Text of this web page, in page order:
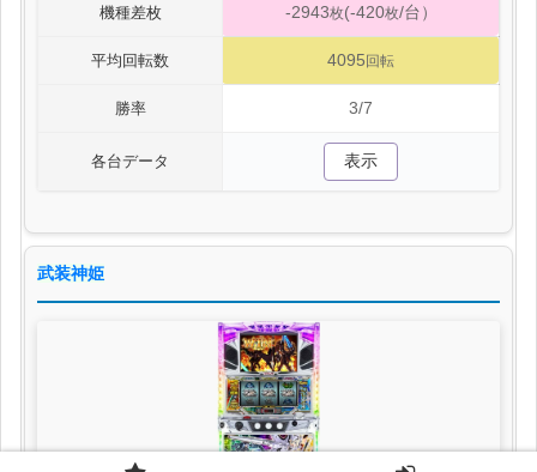
機種差枚 -2943枚(-420枚/台）
平均回転数 4095回転
勝率 3/7
各台データ 表示
武装神姫